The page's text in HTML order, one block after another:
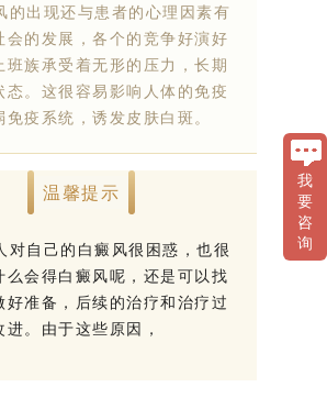
出现还与患者的心理因素有
会的发展，各个的竞争好演好
班族承受着无形的压力，长期
态。这很容易影响人体的免疫
免疫系统，诱发皮肤白斑。
温馨提示
自己的白癜风很困惑，也很
么会得白癜风呢，还是可以找
好准备，后续的治疗和治疗过
。由于这些原因，
我
要
咨
询